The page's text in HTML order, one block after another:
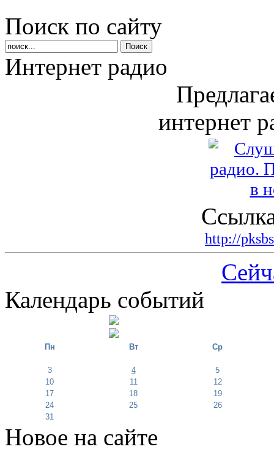
Поиск по сайту
Интернет радио
интернет
http://
Календарь событий
Пн Вт Ср
3 4
5
10
11
12
17
18
19
24
25
26
31
Новое на сайте